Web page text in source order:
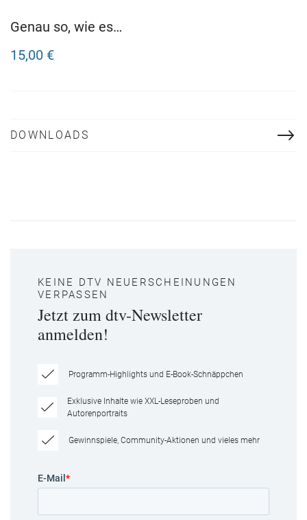
Genau so, wie es
15,00 €
DOWNLOADS
KEINE DTV NEUERSCHEINUNGEN
VERPASSEN
Jetzt zum dtv-Newsletter
anmelden!
Programm-Highlights und E-Book-Schnäppchen
Exklusive Inhalte wie XXL-Leseproben und
Autorenportraits
Gewinnspiele, Community-Aktionen und vieles mehr
E-Mail *